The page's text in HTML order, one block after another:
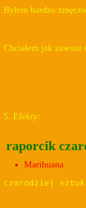
Byłem bardzo
Chciałem jak
5. Efekty:
raporcik
Marihuana
czarodziej sztuk